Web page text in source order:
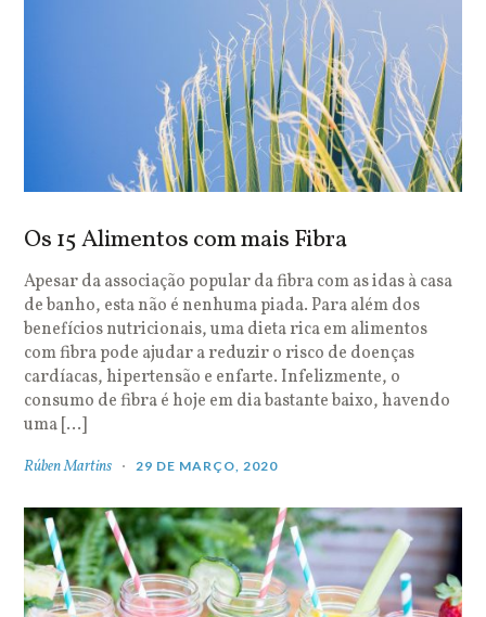
Os 15 Alimentos com mais Fibra
Apesar da associação popular da fibra com as idas à casa
de banho, esta não é nenhuma piada. Para além dos
benefícios nutricionais, uma dieta rica em alimentos
com fibra pode ajudar a reduzir o risco de doenças
cardíacas, hipertensão e enfarte. Infelizmente, o
consumo de fibra é hoje em dia bastante baixo, havendo
uma […]
Rúben Martins 29 DE MARÇO, 2020